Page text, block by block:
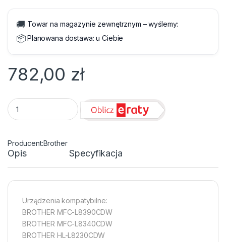
🚚 Towar na magazynie zewnętrznym – wyślemy:
📦Planowana dostawa:u Ciebie
782,00 zł
Toner Brother TN-249M Magenta 4000 str. quantity
Brother
Opis Specyfikacja
Urządzenia kompatybilne:
BROTHER MFC-L8390CDW
BROTHER MFC-L8340CDW
BROTHER HL-L8230CDW